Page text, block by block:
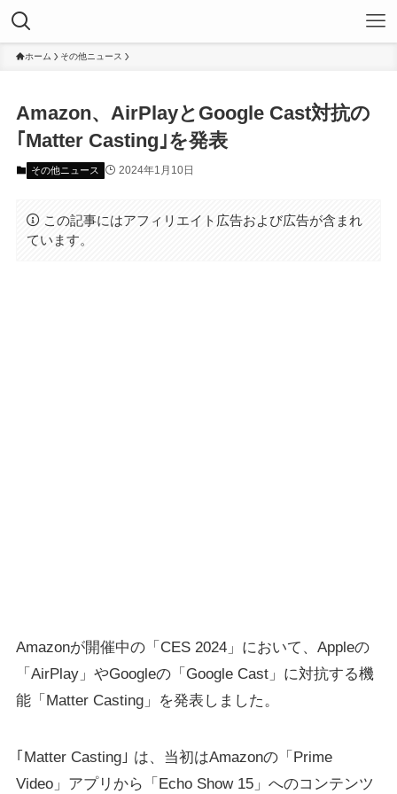
ホーム その他ニュース
Amazon、AirPlayとGoogle Cast対抗の
｢Matter Casting｣を発表
その他ニュース 2024年1月10日
この記事にはアフィリエイト広告および広告が含まれ
ています。
Amazonが開催中の「CES 2024」において、Appleの
「AirPlay」やGoogleの「Google Cast」に対抗する機
能「Matter Casting」を発表しました。
｢Matter Casting｣ は、当初はAmazonの「Prime
Video」アプリから「Echo Show 15」へのコンテンツ